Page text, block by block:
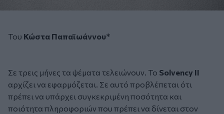
Του Κώστα Παπαϊωάννου*
Σε τρεις μήνες τα ψέματα τελειώνουν. Το Solvency II
αρχίζει να εφαρμόζεται. Σε αυτό προβλέπεται ότι
πρέπει να υπάρχει συγκεκριμένη ποσότητα και
ποιότητα πληροφοριών που πρέπει να δίνεται στον